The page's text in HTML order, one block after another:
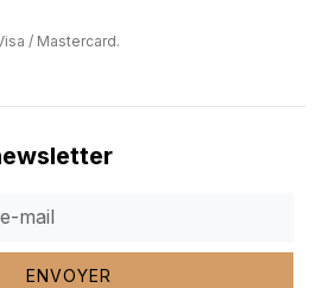
/ Mastercard.
ENVOYER